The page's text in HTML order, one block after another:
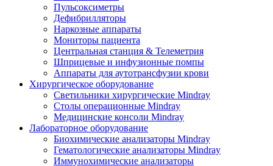
Пульсоксиметры
Дефибрилляторы
Наркозные аппараты
Мониторы пациента
Центральная станция & Телеметрия
Шприцевые и инфузионные помпы
Аппараты для аутотрансфузии крови
Хирургическое оборудование
Светильники хирургические Mindray
Столы операционные Mindray
Медицинские консоли Mindray
Лабораторное оборудование
Биохимические анализаторы Mindray
Гематологические анализаторы Mindray
Иммунохимические анализаторы